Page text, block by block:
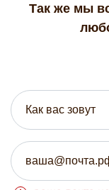
Так же мы